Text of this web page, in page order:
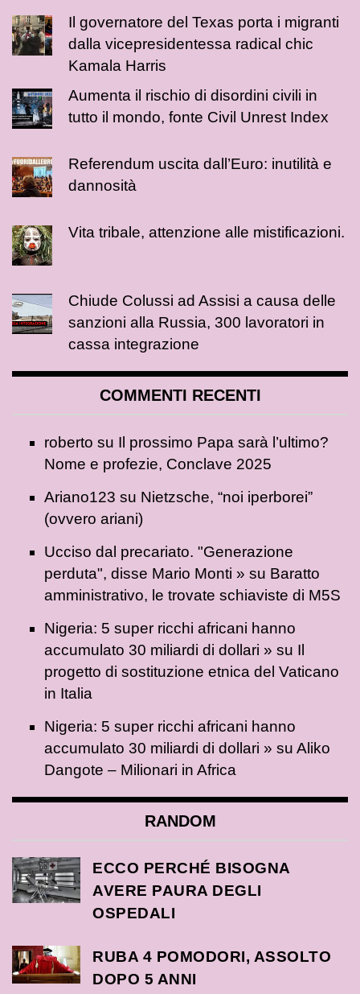
Il governatore del Texas porta i migranti
dalla vicepresidentessa radical chic
Kamala Harris
Aumenta il rischio di disordini civili in
tutto il mondo, fonte Civil Unrest Index
Referendum uscita dall’Euro: inutilità e
dannosità
Vita tribale, attenzione alle mistificazioni.
Chiude Colussi ad Assisi a causa delle
sanzioni alla Russia, 300 lavoratori in
cassa integrazione
COMMENTI RECENTI
roberto su Il prossimo Papa sarà l’ultimo?
Nome e profezie, Conclave 2025
Ariano123 su Nietzsche, “noi iperborei”
(ovvero ariani)
Ucciso dal precariato. "Generazione
perduta", disse Mario Monti » su Baratto
amministrativo, le trovate schiaviste di M5S
Nigeria: 5 super ricchi africani hanno
accumulato 30 miliardi di dollari » su Il
progetto di sostituzione etnica del Vaticano
in Italia
Nigeria: 5 super ricchi africani hanno
accumulato 30 miliardi di dollari » su Aliko
Dangote – Milionari in Africa
RANDOM
ECCO PERCHÉ BISOGNA
AVERE PAURA DEGLI
OSPEDALI
RUBA 4 POMODORI, ASSOLTO
DOPO 5 ANNI